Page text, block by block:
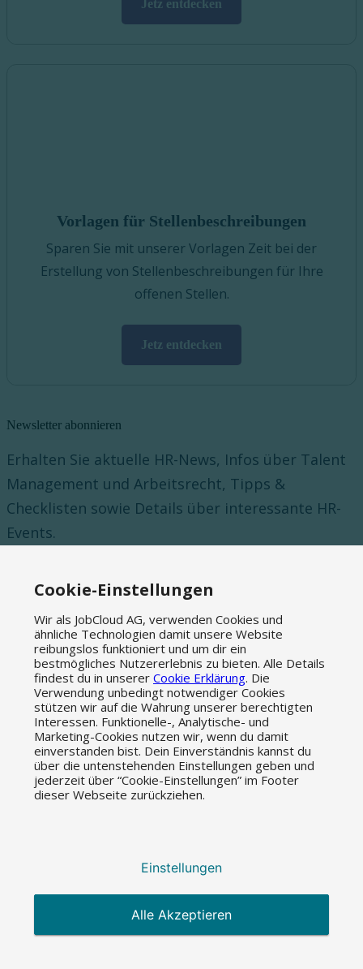
Jetz entdecken
Vorlagen für Stellenbeschreibungen
Sparen Sie mit unserer Vorlagen Zeit bei der
Erstellung von Stellenbeschreibungen für Ihre
offenen Stellen.
Jetz entdecken
Newsletter abonnieren
Erhalten Sie aktuelle HR-News, Infos über Talent
Management und Arbeitsrecht, Tipps &
Checklisten sowie Details über interessante HR-
Events.
Cookie-Einstellungen
Wir als JobCloud AG, verwenden Cookies und
ähnliche Technologien damit unsere Website
reibungslos funktioniert und um dir ein
bestmögliches Nutzererlebnis zu bieten. Alle Details
findest du in unserer Cookie Erklärung. Die
Verwendung unbedingt notwendiger Cookies
stützen wir auf die Wahrung unserer berechtigten
Interessen. Funktionelle-, Analytische- und
Marketing-Cookies nutzen wir, wenn du damit
einverstanden bist. Dein Einverständnis kannst du
über die untenstehenden Einstellungen geben und
jederzeit über “Cookie-Einstellungen” im Footer
dieser Webseite zurückziehen.
Einstellungen
Alle Akzeptieren